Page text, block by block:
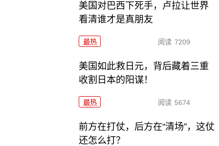
美国对巴西下死手，卢拉让世界
看清谁才是真朋友
最热 阅读 7209
美国如此救日元，背后藏着三重
收割日本的阳谋！
最热 阅读 5674
前方在打仗，后方在“清场”，这仗
还怎么打？